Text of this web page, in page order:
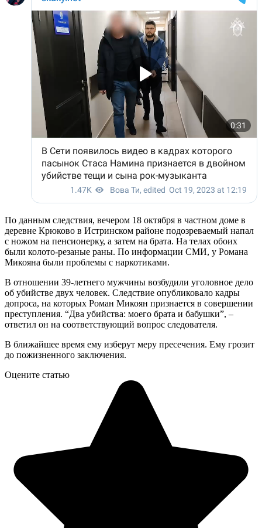
По данным следствия, вечером 18 октября в частном доме в
деревне Крюково в Истринском районе подозреваемый напал
с ножом на пенсионерку, а затем на брата. На телах обоих
были колото-резаные раны. По информации СМИ, у Романа
Микояна были проблемы с наркотиками.
В отношении 39-летнего мужчины возбудили уголовное дело
об убийстве двух человек. Следствие опубликовало кадры
допроса, на которых Роман Микоян признается в совершении
преступления. “Два убийства: моего брата и бабушки”, –
ответил он на соответствующий вопрос следователя.
В ближайшее время ему изберут меру пресечения. Ему грозит
до пожизненного заключения.
Оцените статью